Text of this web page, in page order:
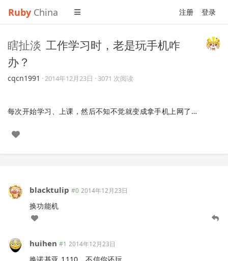
Ruby China 注册 登录
瞎扯淡 工作学习时，老是玩手机咋
办？
cqcn1991 ·2014年12月23日 · 3071 次阅读
每次开始学习、上课，然后不知不觉就变成拿手机上网了…
blacktulip #0 2014年12月23日
换功能机
huihen #1 2014年12月23日